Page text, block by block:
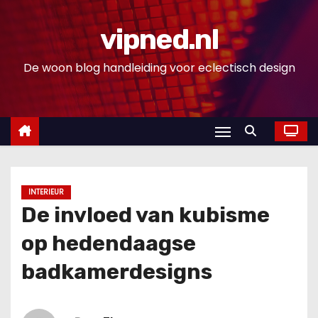
n
vipned.nl
De woon blog handleiding voor eclectisch design
INTERIEUR
De invloed van kubisme
op hedendaagse
badkamerdesigns